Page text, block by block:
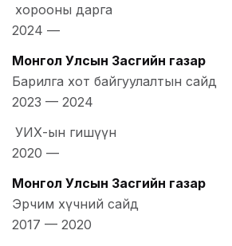
хорооны дарга
2024 —
Монгол Улсын Засгийн газар
Барилга хот байгуулалтын сайд
2023 — 2024
УИХ-ын гишүүн
2020 —
Монгол Улсын Засгийн газар
Эрчим хүчний сайд
2017 — 2020